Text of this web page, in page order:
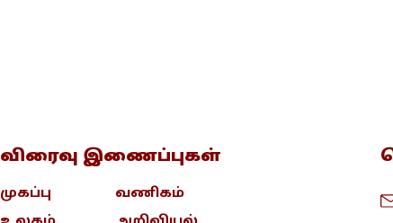
விரைவு இணைப்புகள்
முகப்பு
வணிகம்